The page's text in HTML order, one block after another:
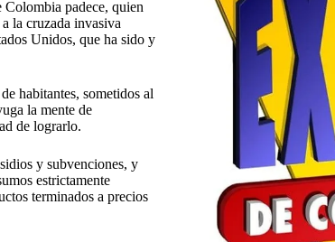
Colombia padece, quien
la cruzada invasiva
Unidos, que ha sido y
habitantes, sometidos al
la mente de
de lograrlo.
y subvenciones, y
estrictamente
terminados a precios